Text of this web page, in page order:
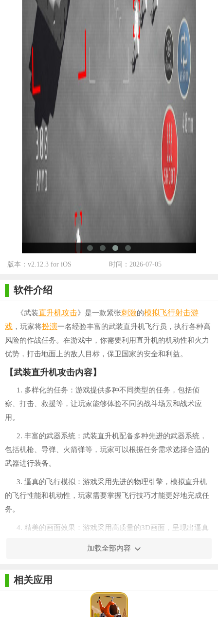
版本：v2.12.3 for iOS 时间：2026-07-05
软件介绍
《武装直升机攻击》是一款紧张刺激的模拟飞行射击游
戏 ，玩家将扮演一名经验丰富的武装直升机飞行员，执行各种高
风险的作战任务。在游戏中，你需要利用直升机的机动性和火力
优势，打击地面上的敌人目标，保卫国家的安全和利益。
【武装直升机攻击内容】
1. 多样化的任务：游戏提供多种不同类型的任务，包括侦
察、打击、救援等，让玩家能够体验不同的战斗场景和战术应
用。
2. 丰富的武器系统：武装直升机配备多种先进的武器系统，
包括机枪、导弹、火箭弹等，玩家可以根据任务需求选择合适的
武器进行装备。
3. 逼真的飞行模拟：游戏采用先进的物理引擎，模拟直升机
的飞行性能和机动性，玩家需要掌握飞行技巧才能更好地完成任
务。
4. 精美的画面效果：游戏采用高质量的3D画面，呈现出逼真
加载全部内容
相关应用